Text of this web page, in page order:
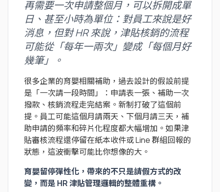
再需要一次申請整個月，可以拆開成單
日、甚至小時為單位：對員工來說是好
消息，但對 HR 來說，津貼核銷的流程
可能從「每年一兩次」變成「每個月好
幾筆」。
很多企業的育嬰相關補助，過去設計的假設前提
是「一次請一段時間」：申請表一張、補助一次
撥款、核銷流程走完結案。新制打破了這個前
提。員工可能這個月請兩天、下個月請三天，補
助申請的頻率和碎片化程度都大幅增加。如果津
貼審核流程還停留在紙本收件或 Line 群組回報的
狀態，這波衝擊可能比你想像的大。
育嬰留停彈性化，帶來的不只是請假方式的改
變，而是 HR 津貼管理邏輯的整體重構。